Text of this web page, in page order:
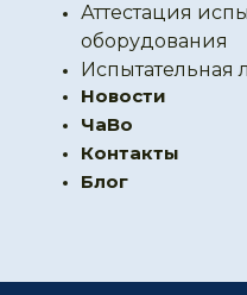
Аттестация
оборудования
Испытательная
Новости
ЧаВо
Контакты
Блог